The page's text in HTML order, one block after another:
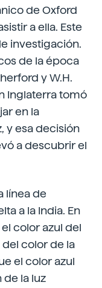
de Oxford
a ella. Este
investigación.
de la época
y W.H.
Inglaterra tomó
en la
y esa decisión
a descubrir el
línea de
a la India. En
color azul del
del color de la
el color azul
de la luz